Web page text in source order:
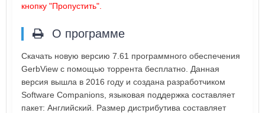
кнопку "Пропустить".
О программе
Скачать новую версию 7.61 программного обеспечения
GerbView с помощью торрента бесплатно. Данная
версия вышла в 2016 году и создана разработчиком
Software Companions, языковая поддержка составляет
пакет: Английский. Размер дистрибутива составляет